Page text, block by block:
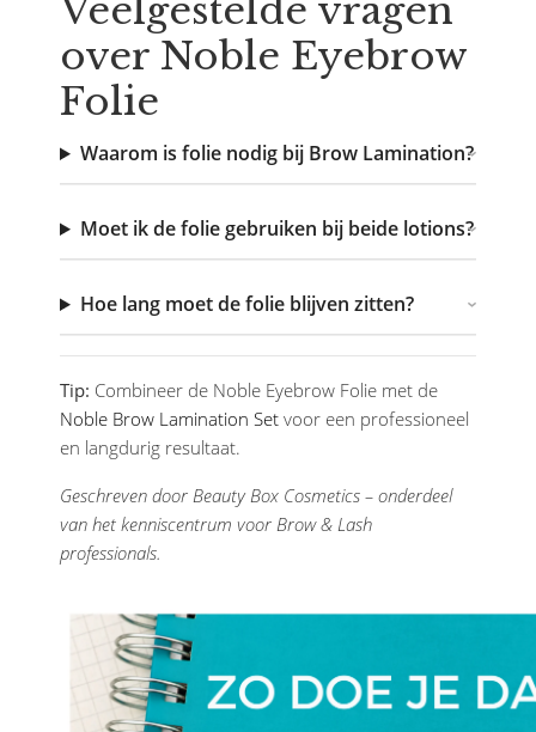
Veelgestelde vragen
over Noble Eyebrow
Folie
Waarom is folie nodig bij Brow Lamination?
Moet ik de folie gebruiken bij beide lotions?
Hoe lang moet de folie blijven zitten?
Tip: Combineer de Noble Eyebrow Folie met de
Noble Brow Lamination Set voor een professioneel
en langdurig resultaat.
Geschreven door Beauty Box Cosmetics – onderdeel
van het kenniscentrum voor Brow & Lash
professionals.